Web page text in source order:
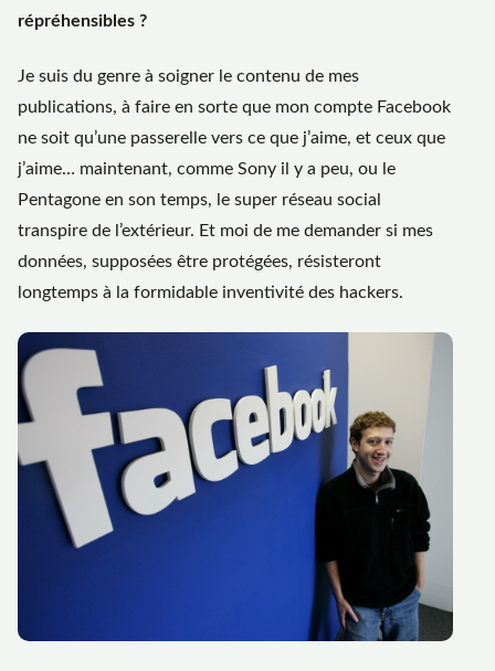
répréhensibles ?
Je suis du genre à soigner le contenu de mes
publications, à faire en sorte que mon compte Facebook
ne soit qu’une passerelle vers ce que j’aime, et ceux que
j’aime… maintenant, comme Sony il y a peu, ou le
Pentagone en son temps, le super réseau social
transpire de l’extérieur. Et moi de me demander si mes
données, supposées être protégées, résisteront
longtemps à la formidable inventivité des hackers.